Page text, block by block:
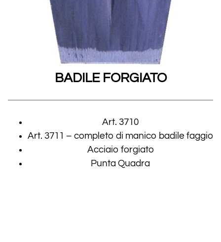
BADILE FORGIATO
Art. 3710
Art. 3711 – completo di manico badile faggio
Acciaio forgiato
Punta Quadra